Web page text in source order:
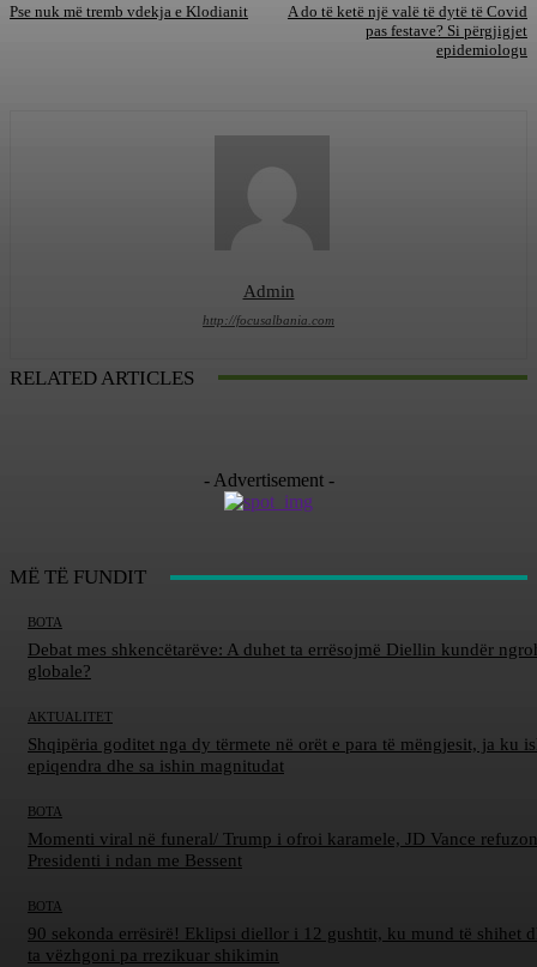
Pse nuk më tremb vdekja e Klodianit
A do të ketë një valë të dytë të Covid
pas festave? Si përgjigjet
epidemiologu
Admin
http://focusalbania.com
RELATED ARTICLES
- Advertisement -
MË TË FUNDIT
BOTA
Debat mes shkencëtarëve: A duhet ta errësojmë Diellin kundër
globale?
AKTUALITET
Shqipëria goditet nga dy tërmete në orët e para të mëngjesit, ja ku
epiqendra dhe sa ishin magnitudat
BOTA
Momenti viral në funeral/ Trump i ofroi karamele, JD Vance
Presidenti i ndan me Bessent
BOTA
90 sekonda errësirë! Eklipsi diellor i 12 gushtit, ku mund të shihet
ta vëzhgoni pa rrezikuar shikimin